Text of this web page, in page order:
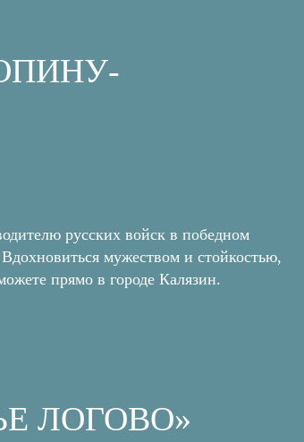
русских войск в победном
мужеством и стойкостью,
прямо в городе Калязин.
ЛОГОВО»